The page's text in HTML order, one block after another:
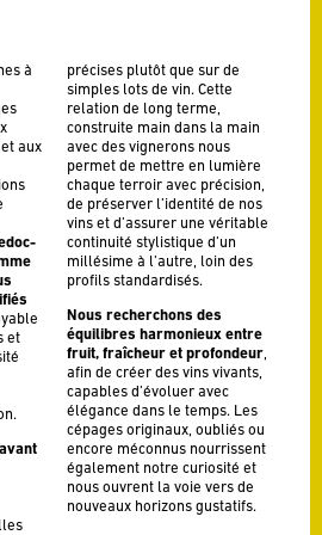
à
aux
et
précises plutôt que sur de
simples lots de vin. Cette
relation de long terme,
construite main dans la main
avec des vignerons nous
permet de mettre en lumière
chaque terroir avec précision,
de préserver l’identité de nos
vins et d’assurer une véritable
continuité stylistique d’un
millésime à l’autre, loin des
profils standardisés.
Nous recherchons des
équilibres harmonieux entre
fruit, fraîcheur et profondeur,
afin de créer des vins vivants,
capables d’évoluer avec
élégance dans le temps. Les
cépages originaux, oubliés ou
encore méconnus nourrissent
également notre curiosité et
nous ouvrent la voie vers de
nouveaux horizons gustatifs.